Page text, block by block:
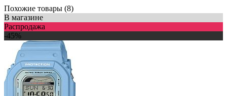
Похожие товары (8)
В магазине
Распродажа
-45%